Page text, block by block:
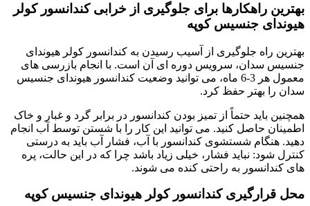
بهترین راهکارها برای جلوگیری از خرابی کندانسور کولر
هیوندای جنسیس کوپه
بهترین راه جلوگیری از آسیب رسیدن به کندانسور کولر هیوندای
جنسیس سدان، سرویس دوره ای آن است. با انجام بازرسی های
معمول هر 3-6 ماه، می توانید وضعیت کندانسور هیوندای جنسیس
سدان را بهتر حفظ کرد.
همچنین باید حتماً از تمیز بودن کندانسور در برابر گرد و غبار و خاک
اطمینان حاصل کنید. می توانید این کار را با شستن توسط آب انجام
دهید. هنگام شستشوی کندانسور با آب، فشار آب باید به درستی
کنترل شود: نباید فشار، خیلی زیاد باشد چرا که در این حالت، پره
های کندانسور به راحتی کنده می شوند.
محل قرارگیری کندانسور کولر هیوندای جنسیس کوپه